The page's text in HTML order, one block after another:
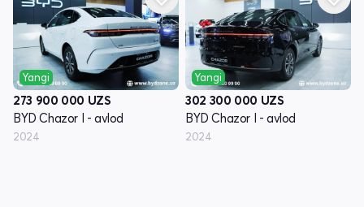
Yangi
273 900 000 UZS
BYD Chazor I - avlod
2024
Yangi
302 300 000 UZS
BYD Chazor I - avlod
2024